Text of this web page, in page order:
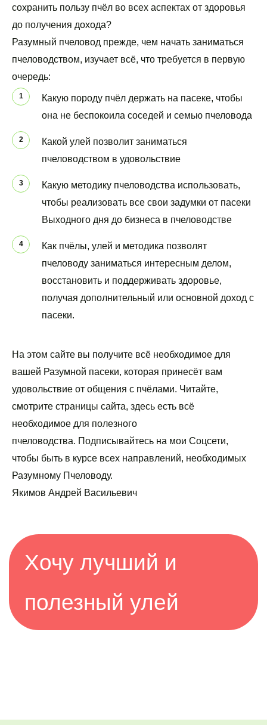
сохранить пользу пчёл во всех аспектах от здоровья
до получения дохода?
Разумный пчеловод прежде, чем начать заниматься
пчеловодством, изучает всё, что требуется в первую
очередь:
Какую породу пчёл держать на пасеке, чтобы
она не беспокоила соседей и семью пчеловода
Какой улей позволит заниматься
пчеловодством в удовольствие
Какую методику пчеловодства использовать,
чтобы реализовать все свои задумки от пасеки
Выходного дня до бизнеса в пчеловодстве
Как пчёлы, улей и методика позволят
пчеловоду заниматься интересным делом,
восстановить и поддерживать здоровье,
получая дополнительный или основной доход с
пасеки.
На этом сайте вы получите всё необходимое для
вашей Разумной пасеки, которая принесёт вам
удовольствие от общения с пчёлами. Читайте,
смотрите страницы сайта, здесь есть всё
необходимое для полезного
пчеловодства. Подписывайтесь на мои Соцсети,
чтобы быть в курсе всех направлений, необходимых
Разумному Пчеловоду.
Якимов Андрей Васильевич
Хочу лучший и
полезный улей